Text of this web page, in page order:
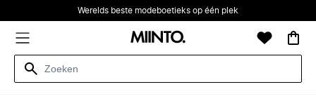
Werelds beste modeboetieks op één plek